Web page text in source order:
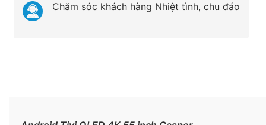
Chăm sóc khách hàng Nhiệt tình, chu đáo